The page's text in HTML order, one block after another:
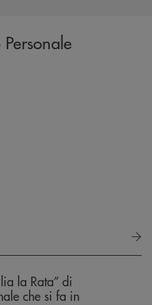
la Rata” di
che si fa in